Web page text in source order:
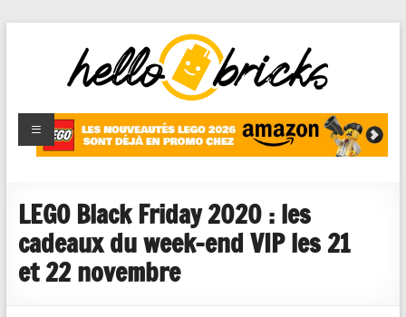
HelloBricks
Blog LEGO,
nouveaut�s
reviews
LEGO Black Friday 2020 : les
cadeaux du week-end VIP les 21
et 22 novembre